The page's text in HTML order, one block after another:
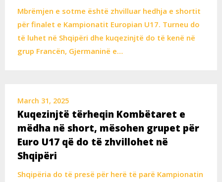
Mbrëmjen e sotme është zhvilluar hedhja e shortit
për finalet e Kampionatit Europian U17. Turneu do
të luhet në Shqipëri dhe kuqezinjtë do të kenë në
grup Francën, Gjermaninë e…
March 31, 2025
Kuqezinjtë tërheqin Kombëtaret e
mëdha në short, mësohen grupet për
Euro U17 që do të zhvillohet në
Shqipëri
Shqipëria do të presë për herë të parë Kampionatin